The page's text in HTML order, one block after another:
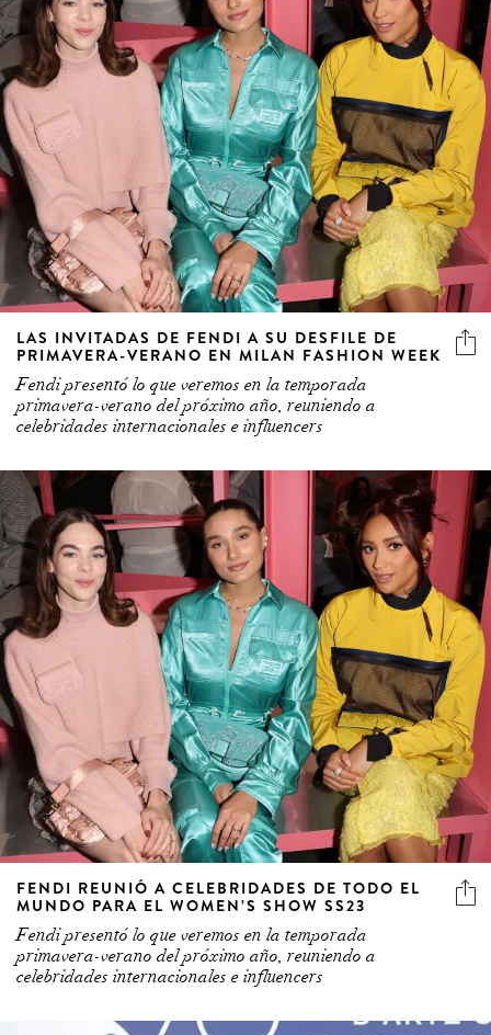
LAS INVITADAS DE FENDI A SU DESFILE DE
PRIMAVERA-VERANO EN MILAN FASHION WEEK
Fendi presentó lo que veremos en la temporada
primavera-verano del próximo año, reuniendo a
celebridades internacionales e influencers
FENDI REUNIÓ A CELEBRIDADES DE TODO EL
MUNDO PARA EL WOMEN’S SHOW SS23
Fendi presentó lo que veremos en la temporada
primavera-verano del próximo año, reuniendo a
celebridades internacionales e influencers